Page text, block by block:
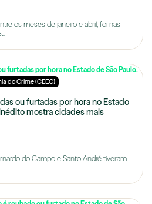
os meses de janeiro e abril, foi nas
do Crime (CEEC)
ou furtadas por hora no Estado
mostra cidades mais
do Campo e Santo André tiveram